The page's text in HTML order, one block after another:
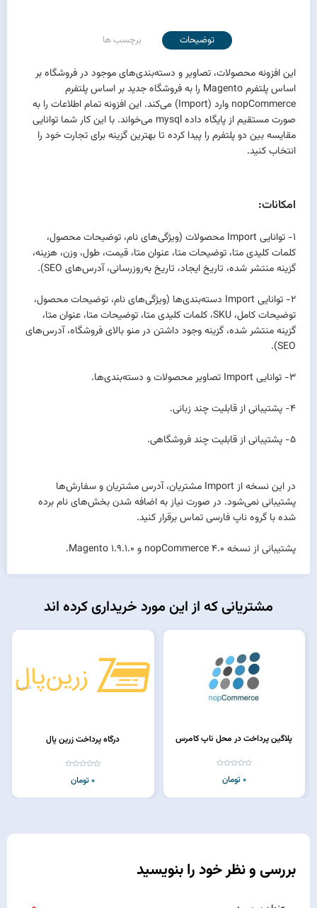
توضیحات برچسب ها
این افزونه محصولات، تصاویر و دسته‌بندی‌های موجود در فروشگاه بر
اساس پلتفرم Magento را به فروشگاه جدید بر اساس پلتفرم
nopCommerce وارد (Import) می‌کند. این افزونه تمام اطلاعات را به
صورت مستقیم از پایگاه داده mysql می‌خواند. با این کار شما توانایی
مقایسه بین دو پلتفرم را پیدا کرده تا بهترین گزینه برای تجارت خود را
انتخاب کنید.
امکانات:
1- توانایی Import محصولات (ویژگی‌های نام، توضیحات محصول،
کلمات کلیدی متا، توضیحات متا، عنوان متا، قیمت، طول، وزن، هزینه،
گزینه منتشر شده، تاریخ ایجاد، تاریخ به‌روزرسانی، آدرس‌های SEO).
2- توانایی Import دسته‌بندی‌ها (ویژگی‌های نام، توضیحات محصول،
توضیحات کامل، SKU، کلمات کلیدی متا، توضیحات متا، عنوان متا،
گزینه منتشر شده، گزینه وجود داشتن در منو بالای فروشگاه، آدرس‌های
SEO).
3- توانایی Import تصاویر محصولات و دسته‌بندی‌ها.
4- پشتیبانی از قابلیت چند زبانی.
5- پشتیبانی از قابلیت چند فروشگاهی.
در این نسخه از Import مشتریان، آدرس مشتریان و سفارش‌ها
پشتیبانی نمی‌شود. در صورت نیاز به اضافه شدن بخش‌های نام برده
شده با گروه ناپ فارسی تماس برقرار کنید.
پشتیبانی از نسخه 4.0 nopCommerce و 1.9.1.0 Magento.
مشتریانی که از این مورد خریداری کرده اند
پلاگین پرداخت در محل ناپ کامرس
0 تومان
درگاه پرداخت زرین پال
0 تومان
بررسی و نظر خود را بنویسید